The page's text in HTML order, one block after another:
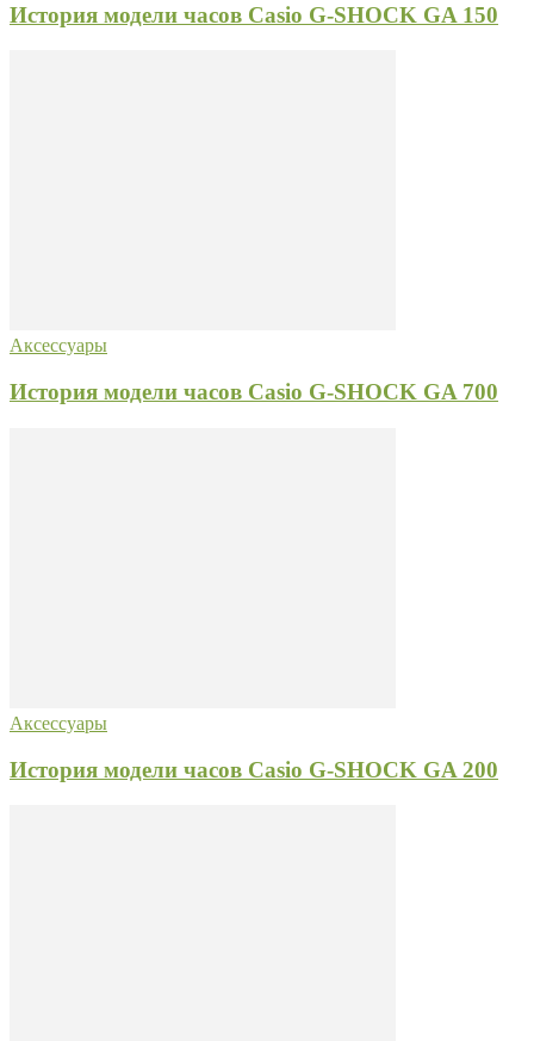
История модели часов Casio G-SHOCK GA 150
Аксессуары
История модели часов Casio G-SHOCK GA 700
Аксессуары
История модели часов Casio G-SHOCK GA 200